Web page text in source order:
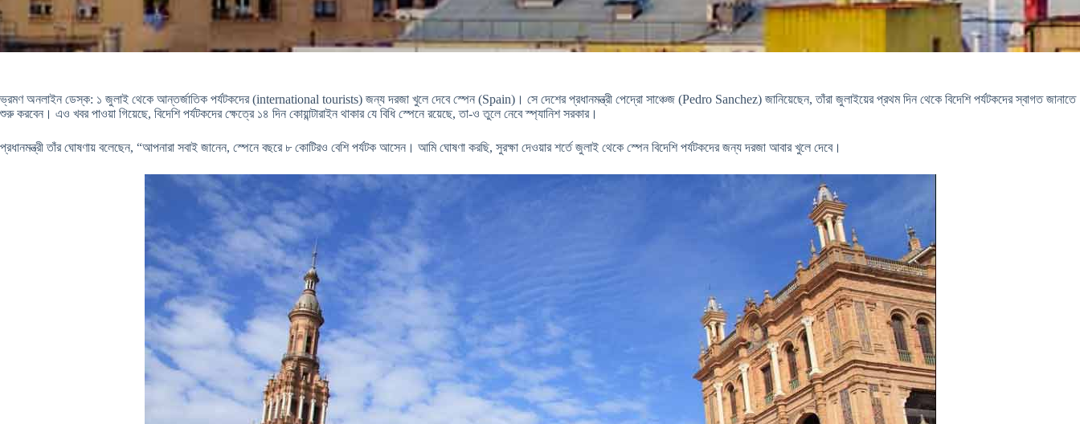
ভ্রমণ অনলাইন ডেস্ক: ১ জুলাই থেকে আন্তর্জাতিক পর্যটকদের (international tourists) জন্য দরজা খুলে দেবে স্পেন (Spain)। সে দেশের প্রধানমন্ত্রী পেদ্রো সাঞ্চেজ (Pedro Sanchez) জানিয়েছেন, তাঁরা জুলাইয়ের প্রথম দিন থেকে বিদেশি পর্যটকদের স্বাগত জানাতে
শুরু করবেন। এও খবর পাওয়া গিয়েছে, বিদেশি পর্যটকদের ক্ষেত্রে ১৪ দিন কোয়ান্টারাইন থাকার যে বিধি স্পেনে রয়েছে, তা-ও তুলে নেবে স্প্যানিশ সরকার।
প্রধানমন্ত্রী তাঁর ঘোষণায় বলেছেন, “আপনারা সবাই জানেন, স্পেনে বছরে ৮ কোটিরও বেশি পর্যটক আসেন। আমি ঘোষণা করছি, সুরক্ষা দেওয়ার শর্তে জুলাই থেকে স্পেন বিদেশি পর্যটকদের জন্য দরজা আবার খুলে দেবে।